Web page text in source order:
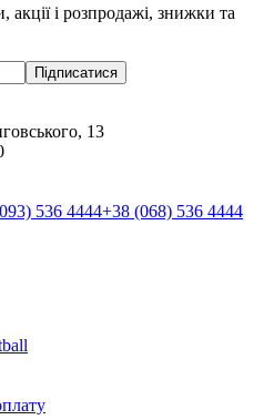
і розпродажі, знижки та
Підписатися
13
536 4444+38 (068) 536 4444